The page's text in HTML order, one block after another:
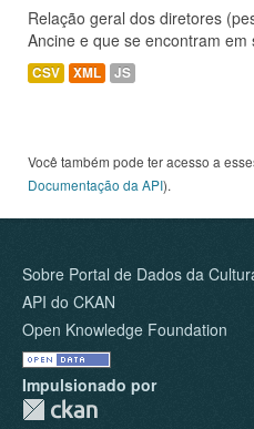
Relação geral dos diretores
Ancine e que se encontram em
CSV XML JS
Você também pode ter acesso a
Documentação da API).
Sobre Portal de Dados da
API do CKAN
Open Knowledge Foundation
Impulsionado por